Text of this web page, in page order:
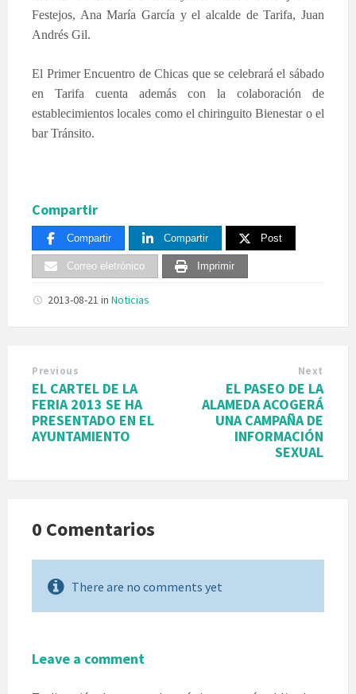
Festejos, Ana María García y el alcalde de Tarifa, Juan
Andrés Gil.
El Primer Encuentro de Chicas que se celebrará el sábado
en Tarifa cuenta además con la colaboración de
establecimientos locales como el chiringuito Bienestar o el
bar Tránsito.
Compartir
Compartir Compartir Post
Correo eletrónico Imprimir
2013-08-21 in Noticias
Previous
EL CARTEL DE LA
FERIA 2013 SE HA
PRESENTADO EN EL
AYUNTAMIENTO
Next
EL PASEO DE LA
ALAMEDA ACOGERÁ
UNA CAMPAÑA DE
INFORMACIÓN
SEXUAL
0 Comentarios
There are no comments yet
Leave a comment